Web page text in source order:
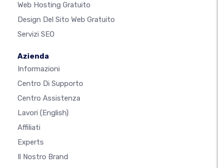
Web Hosting Gratuito
Design Del Sito Web Gratuito
Servizi SEO
Azienda
Informazioni
Centro Di Supporto
Centro Assistenza
Lavori (English)
Affiliati
Experts
Il Nostro Brand